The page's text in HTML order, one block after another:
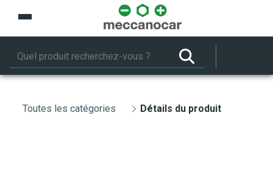
Saut au contenu principal
Toutes les catégories Détails du produit